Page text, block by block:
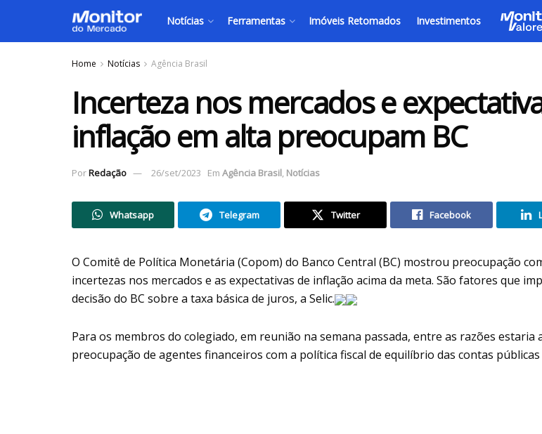
Notícias Ferramentas Imóveis Retomados Investimentos
Home Notícias Agência Brasil
Incerteza nos mercados e
inflação em alta preocupam BC
PorRedação 26/set/2023 Em Agência Brasil, Notícias
Whatsapp Telegram Twitter Facebook
O Comitê de Política Monetária (Copom) do Banco Central (BC) mostrou preocupação
incertezas nos mercados e as expectativas de inflação acima da meta. São fatores que
decisão do BC sobre a taxa básica de juros, a Selic.
Para os membros do colegiado, em reunião na semana passada, entre as razões estaria
preocupação de agentes financeiros com a política fiscal de equilíbrio das contas públicas